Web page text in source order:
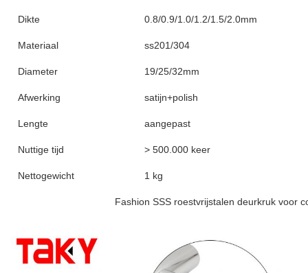
Dikte 0.8/0.9/1.0/1.2/1.5/2.0mm
Materiaal ss201/304
Diameter 19/25/32mm
Afwerking satijn+polish
Lengte aangepast
Nuttige tijd > 500.000 keer
Nettogewicht 1 kg
Fashion SSS roestvrijstalen deurkruk voor